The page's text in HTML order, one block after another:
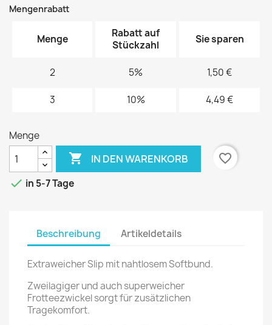
Mengenrabatt
Menge
Rabatt auf
Stückzahl
Sie sparen
2 5% 1,50 €
3 10% 4,49 €
Menge
 IN DEN WARENKORB
favorite_border
 in 5-7 Tage
Beschreibung Artikeldetails
Extraweicher Slip mit nahtlosem Softbund.
Zweilagiger und auch superweicher
Frotteezwickel sorgt für zusätzlichen
Tragekomfort.